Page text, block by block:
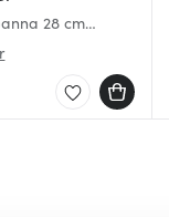
28 cm